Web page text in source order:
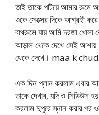
তাই তাকে পটিয়ে আমার রুমে
ওকে সেক্সের দিকে আগ্রহী
বাথরুমে যায় আমি দরজা খোলা
আড়াল থেকে দেখে সেই
থেকে দেখে। maa k
এক দিন প্লান করলাম এবার
তাকে দেখাব, যদি ও সিডিউস
করলাম দুপুরে স্নান করার পর